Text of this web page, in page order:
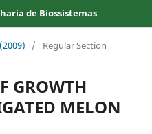
de Biossistemas
/ Regular Section
GROWTH
MELON